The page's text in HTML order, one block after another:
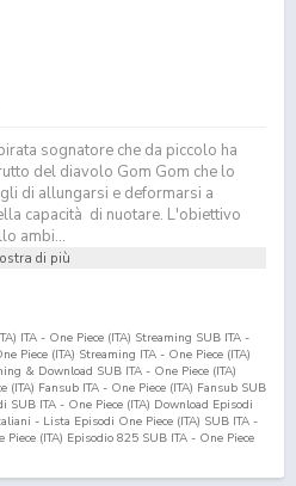
sognatore che da piccolo ha
del diavolo Gom Gom che lo
di allungarsi e deformarsi a
capacità di nuotare. L'obiettivo
ambi...
di più
ITA - One Piece (ITA) Streaming SUB ITA -
Piece (ITA) Streaming ITA - One Piece (ITA)
& Download SUB ITA - One Piece (ITA)
Fansub ITA - One Piece (ITA) Fansub SUB
SUB ITA - One Piece (ITA) Download Episodi
- Lista Episodi One Piece (ITA) SUB ITA -
Piece (ITA) Episodio 825 SUB ITA - One Piece